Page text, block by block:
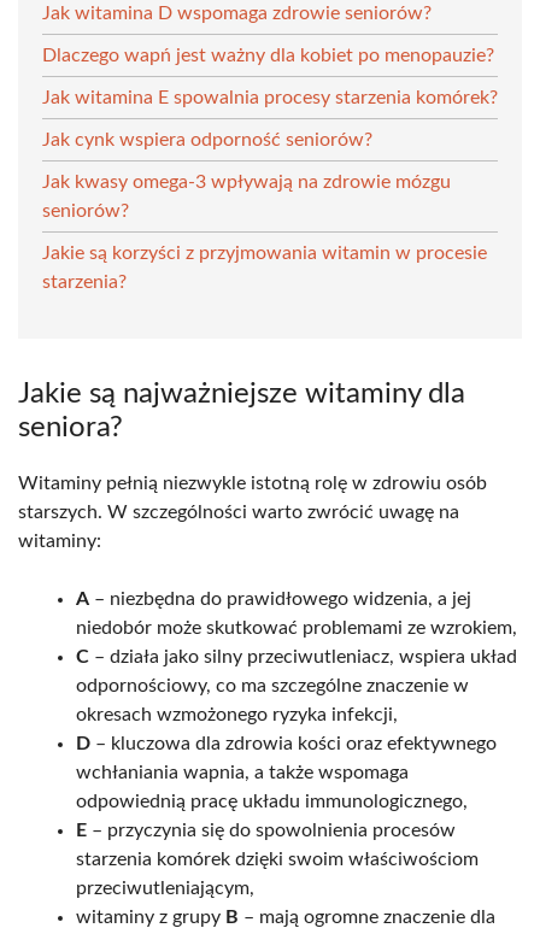
Jak witamina D wspomaga zdrowie seniorów?
Dlaczego wapń jest ważny dla kobiet po menopauzie?
Jak witamina E spowalnia procesy starzenia komórek?
Jak cynk wspiera odporność seniorów?
Jak kwasy omega-3 wpływają na zdrowie mózgu
seniorów?
Jakie są korzyści z przyjmowania witamin w procesie
starzenia?
Jakie są najważniejsze witaminy dla
seniora?
Witaminy pełnią niezwykle istotną rolę w zdrowiu osób
starszych. W szczególności warto zwrócić uwagę na
witaminy:
A – niezbędna do prawidłowego widzenia, a jej
niedobór może skutkować problemami ze wzrokiem,
C – działa jako silny przeciwutleniacz, wspiera układ
odpornościowy, co ma szczególne znaczenie w
okresach wzmożonego ryzyka infekcji,
D – kluczowa dla zdrowia kości oraz efektywnego
wchłaniania wapnia, a także wspomaga
odpowiednią pracę układu immunologicznego,
E – przyczynia się do spowolnienia procesów
starzenia komórek dzięki swoim właściwościom
przeciwutleniającym,
witaminy z grupy B – mają ogromne znaczenie dla